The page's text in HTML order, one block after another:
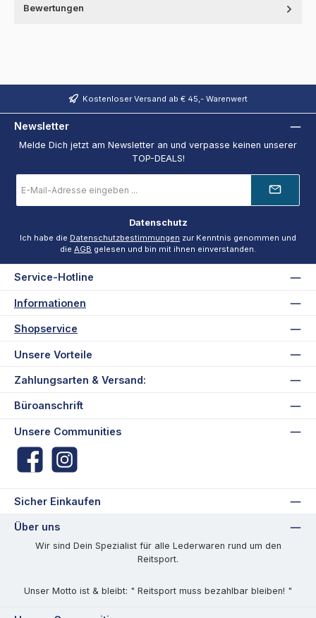
Bewertungen
Kostenloser Versand ab € 45,- Warenwert
Newsletter
Melde Dich jetzt am Newsletter an und verpasse keinen unserer
TOP-DEALS!
Mail-
Adresse
Datenschutz
Ich habe die Datenschutzbestimmungen zur Kenntnis genommen und
die AGB gelesen und bin mit ihnen einverstanden.
Service-Hotline
Informationen
Shopservice
Unsere Vorteile
Unsere Communities
FacebookInstagram
Zahlungsarten & Versand:
Büroanschrift
Sicher Einkaufen
Über uns
Wir sind Dein Spezialist für alle Lederwaren rund um den
Reitsport.
Unser Motto ist & bleibt: " Reitsport muss bezahlbar bleiben! "